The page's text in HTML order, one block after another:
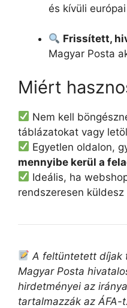
és kívüli
Frissített,
Magyar Posta
Miért
Nem kell
táblázatokat vagy
Egyetlen oldalon,
mennyibe kerül a
Ideális, ha
rendszeresen
A feltüntetett díjak
Magyar Posta
hirdetményei az
tartalmazzák az ÁFA-t.